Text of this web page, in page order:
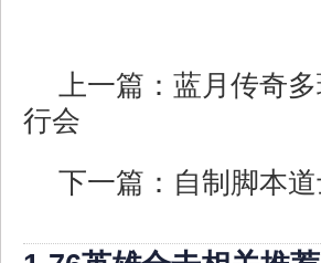
上一篇： 蓝月传奇
行会
下一篇： 自制脚本